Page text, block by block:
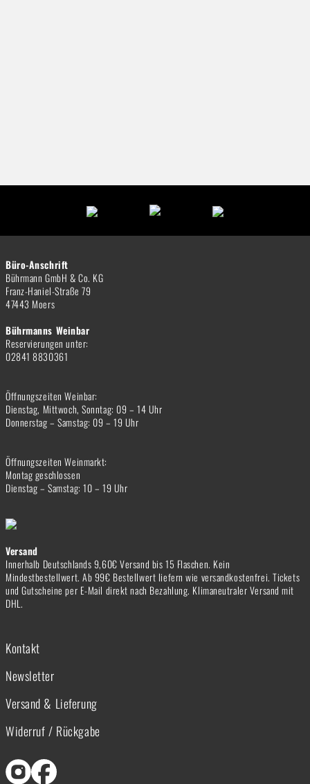
Büro-Anschrift
Bührmann GmbH & Co. KG
Franz-Haniel-Straße 79
47443 Moers
Bührmanns Weinbar
Reservierungen unter:
02841 8830361
Öffnungszeiten Weinbar:
Dienstag, Mittwoch, Sonntag: 09 – 14 Uhr
Donnerstag – Samstag: 09 – 19 Uhr
Öffnungszeiten Weinmarkt:
Montag geschlossen
Dienstag – Samstag: 10 – 19 Uhr
Versand
Innerhalb Deutschlands 9,60€ Versand bis 15 Flaschen. Kein
Mindestbestellwert. Ab 99€ Bestellwert liefern wie versandkostenfrei. Tickets
und Gutscheine per E-Mail direkt nach Bezahlung. Klimaneutraler Versand mit
DHL.
Kontakt
Newsletter
Versand & Lieferung
Widerruf / Rückgabe